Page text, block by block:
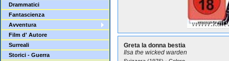
Drammatici
Fantascienza
Avventura
Film d' Autore
Surreali
Storici - Guerra
Greta la donna bestia
Ilsa the wicked warden